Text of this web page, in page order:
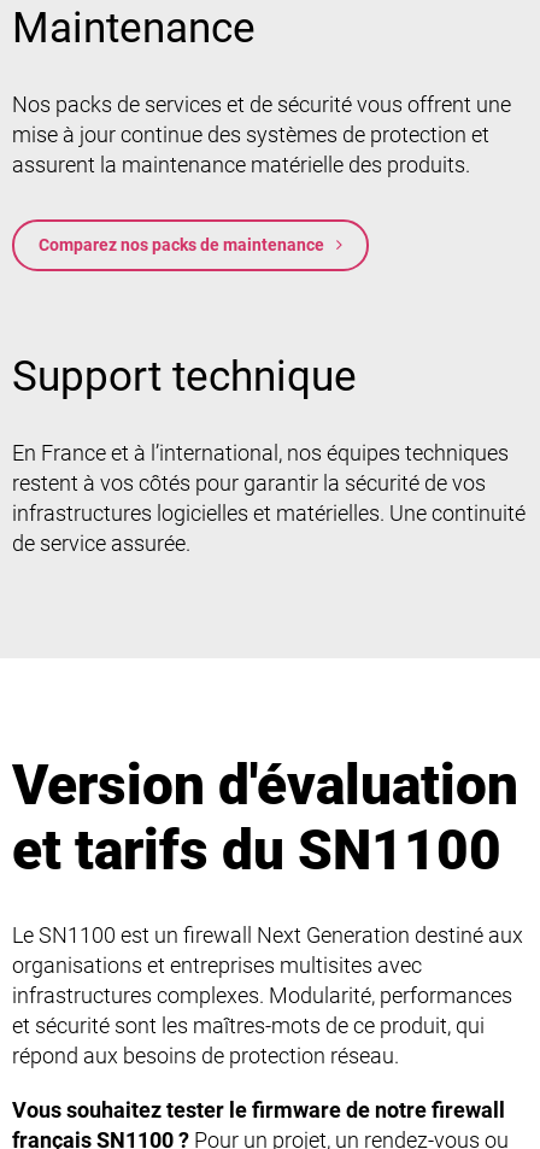
Maintenance
Nos packs de services et de sécurité vous offrent une
mise à jour continue des systèmes de protection et
assurent la maintenance matérielle des produits.
Comparez nos packs de maintenance
Support technique
En France et à l’international, nos équipes techniques
restent à vos côtés pour garantir la sécurité de vos
infrastructures logicielles et matérielles. Une continuité
de service assurée.
Version d'évaluation
et tarifs du SN1100
Le SN1100 est un firewall Next Generation destiné aux
organisations et entreprises multisites avec
infrastructures complexes. Modularité, performances
et sécurité sont les maîtres-mots de ce produit, qui
répond aux besoins de protection réseau.
Vous souhaitez tester le firmware de notre firewall
français SN1100 ? Pour un projet, un rendez-vous ou